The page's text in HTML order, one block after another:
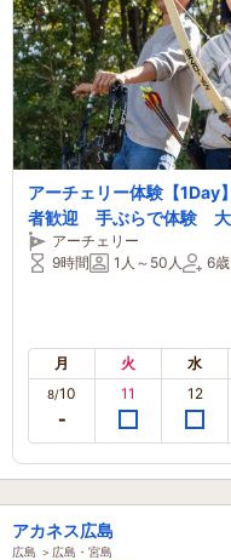
アーチェリー体験【
者歓迎 手ぶらで体験 大
生以下3,500円]
アーチェリー
9時間
1人～50人 6
月 火 水
8/10 11 12
アカネス広島
広島 ＞広島・宮島